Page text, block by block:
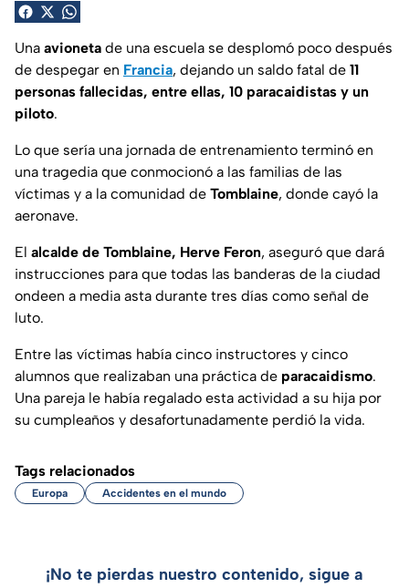
Una avioneta de una escuela se desplomó poco después
de despegar en Francia, dejando un saldo fatal de 11
personas fallecidas, entre ellas, 10 paracaidistas y un
piloto.
Lo que sería una jornada de entrenamiento terminó en
una tragedia que conmocionó a las familias de las
víctimas y a la comunidad de Tomblaine, donde cayó la
aeronave.
El alcalde de Tomblaine, Herve Feron, aseguró que dará
instrucciones para que todas las banderas de la ciudad
ondeen a media asta durante tres días como señal de
luto.
Entre las víctimas había cinco instructores y cinco
alumnos que realizaban una práctica de paracaidismo.
Una pareja le había regalado esta actividad a su hija por
su cumpleaños y desafortunadamente perdió la vida.
Tags relacionados
Europa Accidentes en el mundo
¡No te pierdas nuestro contenido, sigue a